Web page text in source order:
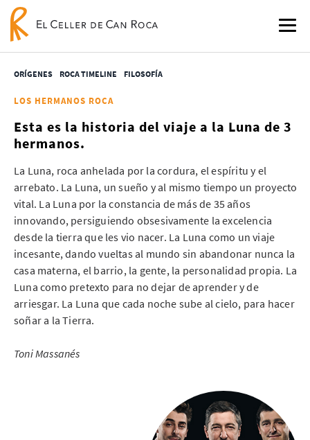
ORÍGENES ROCA TIMELINE FILOSOFÍA
LOS HERMANOS ROCA
Esta es la historia del viaje a la Luna de 3
hermanos.
La Luna, roca anhelada por la cordura, el espíritu y el
arrebato. La Luna, un sueño y al mismo tiempo un proyecto
vital. La Luna por la constancia de más de 35 años
innovando, persiguiendo obsesivamente la excelencia
desde la tierra que les vio nacer. La Luna como un viaje
incesante, dando vueltas al mundo sin abandonar nunca la
casa materna, el barrio, la gente, la personalidad propia. La
Luna como pretexto para no dejar de aprender y de
arriesgar. La Luna que cada noche sube al cielo, para hacer
soñar a la Tierra.
Toni Massanés